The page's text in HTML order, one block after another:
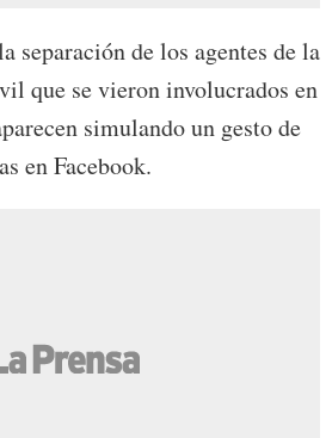
separación de los agentes de la
que se vieron involucrados en
simulando un gesto de
en Facebook.